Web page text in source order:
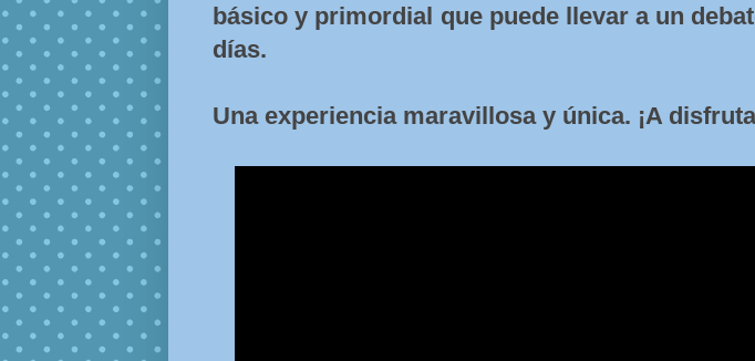
básico y primordial que puede llevar a un
días.
Una experiencia maravillosa y única. ¡A